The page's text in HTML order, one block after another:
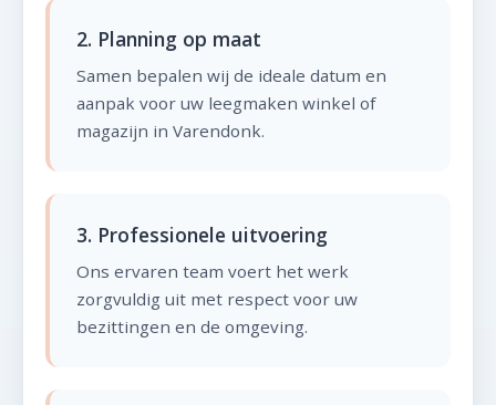
2. Planning op maat
Samen bepalen wij de ideale datum en
aanpak voor uw leegmaken winkel of
magazijn in Varendonk.
3. Professionele uitvoering
Ons ervaren team voert het werk
zorgvuldig uit met respect voor uw
bezittingen en de omgeving.